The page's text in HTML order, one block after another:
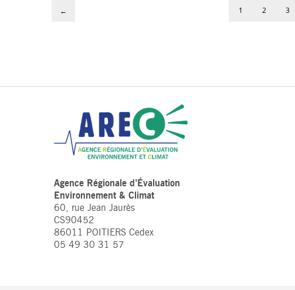
← 1 2 3
Agence Régionale d’Évaluation
Environnement & Climat
60, rue Jean Jaurès
CS90452
86011 POITIERS Cedex
05 49 30 31 57